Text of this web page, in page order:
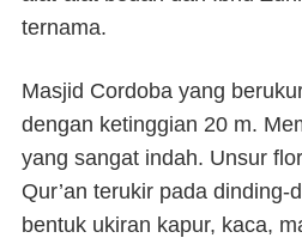
ternama.
Masjid Cordoba yang
dengan ketinggian 20 m.
yang sangat indah. Unsur
Qur’an terukir pada dinding-
bentuk ukiran kapur, kaca,